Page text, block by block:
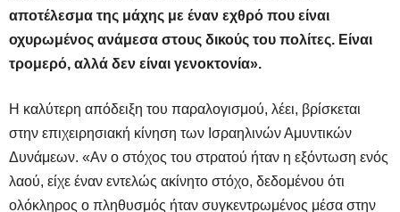
αποτέλεσμα της μάχης με έναν εχθρό που είναι
οχυρωμένος ανάμεσα στους δικούς του πολίτες. Είναι
τρομερό, αλλά δεν είναι γενοκτονία».
Η καλύτερη απόδειξη του παραλογισμού, λέει, βρίσκεται
στην επιχειρησιακή κίνηση των Ισραηλινών Αμυντικών
Δυνάμεων. «Αν ο στόχος του στρατού ήταν η εξόντωση ενός
λαού, είχε έναν εντελώς ακίνητο στόχο, δεδομένου ότι
ολόκληρος ο πληθυσμός ήταν συγκεντρωμένος μέσα στην